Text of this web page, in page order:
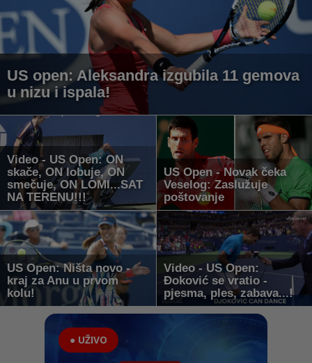
US open: Aleksandra izgubila 11 gemova
u nizu i ispala!
Video - US Open: ON
skače, ON lobuje, ON
smečuje, ON LOMI...SAT
NA TERENU!!!
US Open - Novak čeka
Veselog: Zaslužuje
poštovanje
US Open: Ništa novo -
kraj za Anu u prvom
kolu!
Video - US Open:
Đoković se vratio -
pjesma, ples, zabava...!
● UŽIVO